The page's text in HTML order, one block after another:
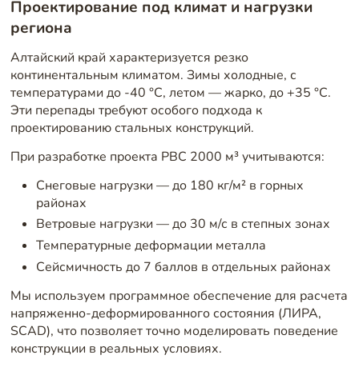
Проектирование под климат и нагрузки
региона
Алтайский край характеризуется резко
континентальным климатом. Зимы холодные, с
температурами до -40 °C, летом — жарко, до +35 °C.
Эти перепады требуют особого подхода к
проектированию стальных конструкций.
При разработке проекта РВС 2000 м³ учитываются:
Снеговые нагрузки — до 180 кг/м² в горных
районах
Ветровые нагрузки — до 30 м/с в степных зонах
Температурные деформации металла
Сейсмичность до 7 баллов в отдельных районах
Мы используем программное обеспечение для расчета
напряженно-деформированного состояния (ЛИРА,
SCAD), что позволяет точно моделировать поведение
конструкции в реальных условиях.